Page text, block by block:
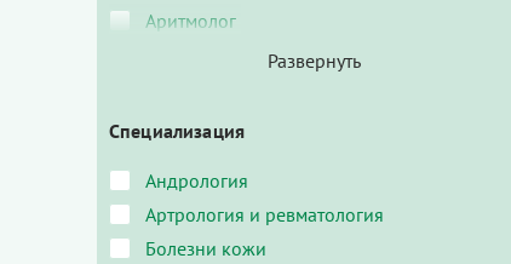
Аритмолог
Специализация
Андрология
Артрология и ревматология
Болезни кожи